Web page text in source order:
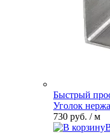
Быстрый
Уголок
730 руб. / м